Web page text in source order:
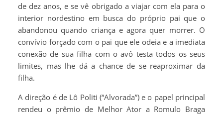
de dez anos, e se vê obrigado a viajar com ela para o
interior nordestino em busca do próprio pai que o
abandonou quando criança e agora quer morrer. O
convívio forçado com o pai que ele odeia e a imediata
conexão de sua filha com o avô testa todos os seus
limites, mas lhe dá a chance de se reaproximar da
filha.
A direção é de Lô Politi (“Alvorada”) e o papel principal
rendeu o prêmio de Melhor Ator a Romulo Braga